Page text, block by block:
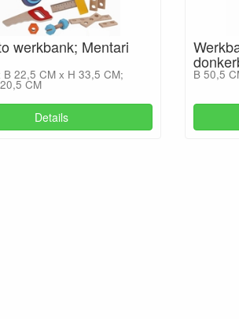
werkbank; Mentari
B 22,5 CM x H 33,5 CM;
CM
Details
B 50,5